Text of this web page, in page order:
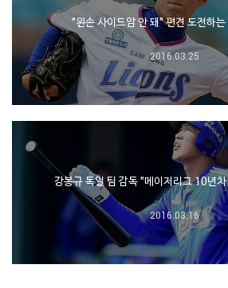
"왼손 사이드암 안 돼" 편견 도전하
2016.03.25
강봉규 독일 팀 감독 "메이저리그 10년
2016.03.16